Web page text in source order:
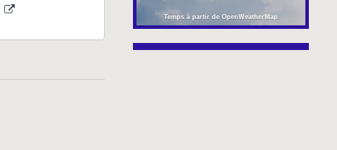
Temps à partir de OpenWeatherMap